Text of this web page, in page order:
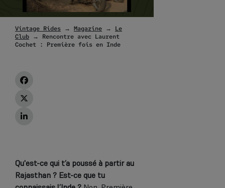
Vintage Rides → Magazine → Le
Club → Rencontre avec Laurent
Cochet : Première fois en Inde
Qu'est-ce qui t’a poussé à partir au
Rajasthan ? Est-ce que tu